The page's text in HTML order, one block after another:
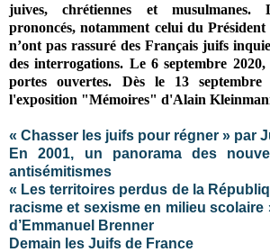
juives, chrétiennes et musulmanes.
prononcés, notamment celui du
n’ont pas rassuré des Français juifs
des interrogations. Le 6 septembre
portes ouvertes. Dès le 13
l'exposition "Mémoires" d'Alain
« Chasser les juifs pour régner » par
En 2001, un panorama des
antisémitismes
« Les territoires perdus de la
racisme et sexisme en milieu
d’Emmanuel Brenner
Demain les Juifs de France